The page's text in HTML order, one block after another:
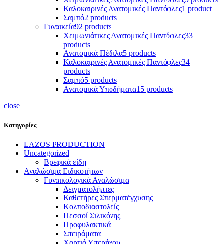
Καλοκαιρινές Ανατομικές Παντόφλες1 product
Σαμπό2 products
Γυναικεία92 products
Χειμωνιάτικες Ανατομικές Παντόφλες33
products
Ανατομικά Πέδιλα5 products
Καλοκαιρινές Ανατομικές Παντόφλες34
products
Σαμπό5 products
Ανατομικά Υποδήματα15 products
close
Κατηγορίες
LAZOS PRODUCTION
Uncategorized
Βρεφικά είδη
Αναλώσιμα Ειδικοτήτων
Γυναικολογικά Αναλώσιμα
Δειγματολήπτες
Καθετήρες Σπερματέγχυσης
Κολποδιαστολείς
Πεσσοί Σιλικόνης
Προφυλακτικά
Σπειράματα
Χαρτιά Υπερήχου